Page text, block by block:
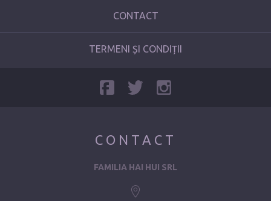
CONTACT
TERMENI ȘI CONDIȚII
CONTACT
FAMILIA HAI HUI SRL